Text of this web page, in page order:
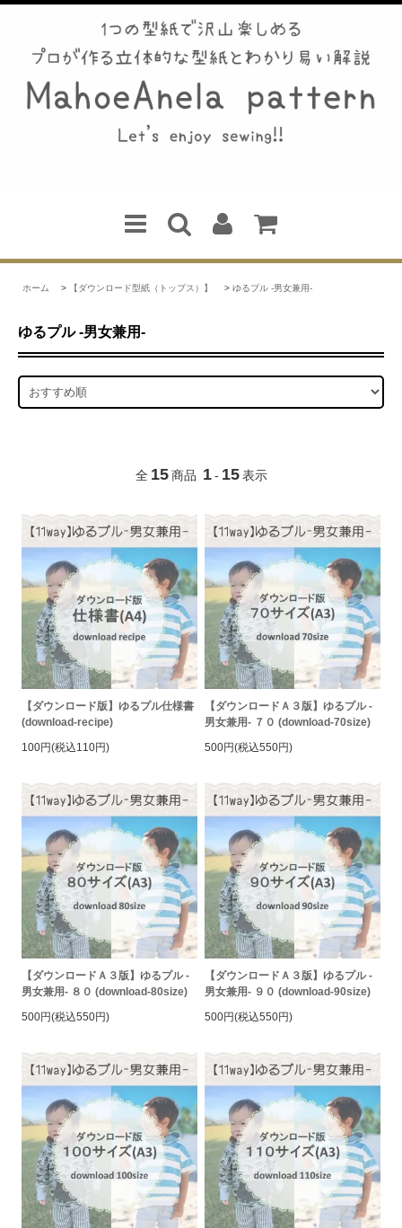
ホーム > 【ダウンロード型紙（トップス）】 > ゆるプル -男女兼用-
ゆるプル -男女兼用-
全 15 商品 1 - 15 表示
【ダウンロード版】ゆるプル仕様書
(download-recipe)
100円(税込110円)
【ダウンロードＡ３版】ゆるプル -
男女兼用- ７０ (download-70size)
500円(税込550円)
【ダウンロードＡ３版】ゆるプル -
男女兼用- ８０ (download-80size)
500円(税込550円)
【ダウンロードＡ３版】ゆるプル -
男女兼用- ９０ (download-90size)
500円(税込550円)